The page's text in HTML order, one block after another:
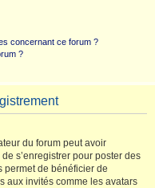
concernant ce forum ?
?
du forum peut avoir
s’enregistrer pour poster des
permet de bénéficier de
aux invités comme les avatars